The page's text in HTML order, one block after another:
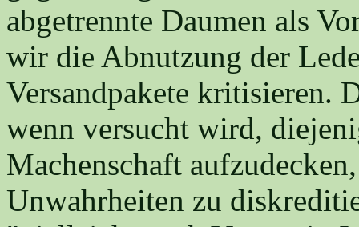
abgetrennte Daumen als
wir die Abnutzung der
Versandpakete kritisieren.
wenn versucht wird,
Machenschaft
Unwahrheiten zu